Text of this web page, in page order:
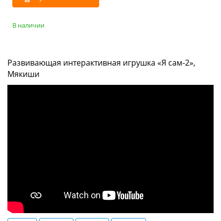
В наличии
Развивающая интерактивная игрушка «Я сам-2»,
Мякиши